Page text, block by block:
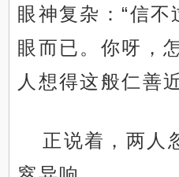
眼神复杂：“信
眼而已。你呀，
人想得这般仁善
正说着，两人